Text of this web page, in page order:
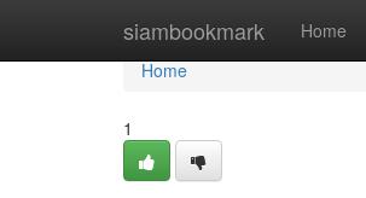
siambookmark Home
Home
Home
1